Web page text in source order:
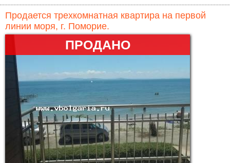
Продается трехкомнатная квартира на первой
линии моря, г. Поморие.
ПРОДАНО